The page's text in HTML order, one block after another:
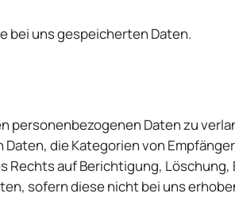
bei uns gespeicherten Daten.
personenbezogenen Daten zu
die Kategorien von
auf Berichtigung,
sofern diese nicht bei uns